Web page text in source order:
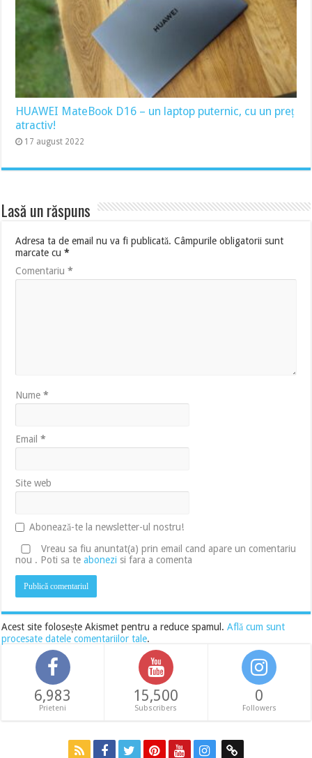
HUAWEI MateBook D16 – un laptop puternic, cu un preț
atractiv!
17 august 2022
Lasă un răspuns
Adresa ta de email nu va fi publicată. Câmpurile obligatorii sunt
marcate cu*
Comentariu*
Nume*
Email*
Site web
Abonează-te la newsletter-ul nostru!
Vreau sa fiu anuntat(a) prin email cand apare un comentariu
nou . Poti sa teabonezi si fara a comenta
Acest site folosește Akismet pentru a reduce spamul.Află cum sunt
procesate datele comentariilor tale.
6,983
Prieteni
15,500
Subscribers
0
Followers